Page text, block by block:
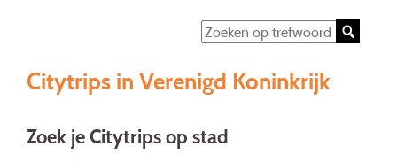
Citytrips in Verenigd Koninkrijk
Zoek je Citytrips op stad